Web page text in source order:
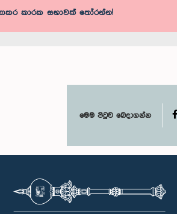
කාරක සභාවක් තෝරන්න!
මෙම පිටුව බෙදාගන්න